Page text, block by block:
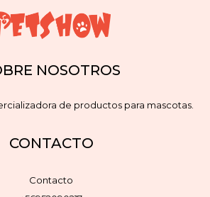
NOSOTROS
de productos para mascotas.
CONTACTO
Contacto